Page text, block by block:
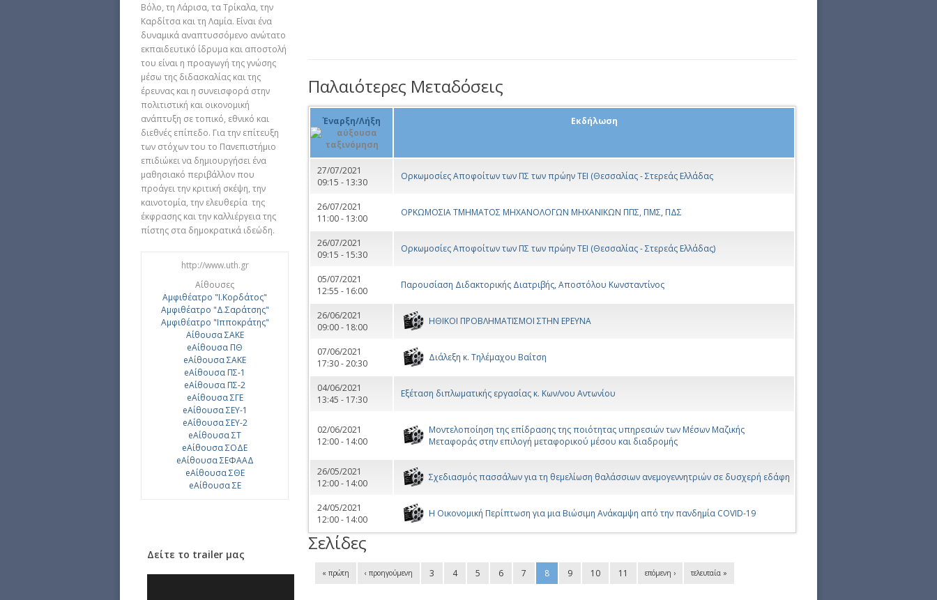
Βόλο, τη Λάρισα, τα Τρίκαλα, την
Καρδίτσα και τη Λαμία. Είναι ένα
δυναμικά αναπτυσσόμενο ανώτατο
εκπαιδευτικό ίδρυμα και αποστολή
του είναι η προαγωγή της γνώσης
μέσω της διδασκαλίας και της
έρευνας και η συνεισφορά στην
πολιτιστική και οικονομική
ανάπτυξη σε τοπικό, εθνικό και
διεθνές επίπεδο. Για την επίτευξη
των στόχων του το Πανεπιστήμιο
επιδιώκει να δημιουργήσει ένα
μαθησιακό περιβάλλον που
προάγει την κριτική σκέψη, την
καινοτομία, την ελευθερία της
έκφρασης και την καλλιέργεια της
πίστης στα δημοκρατικά ιδεώδη.
http://www.uth.gr
Αίθουσες
Αμφιθέατρο "Ι.Κορδάτος"
Αμφιθέατρο "Δ.Σαράτσης"
Αμφιθέατρο "Ιπποκράτης"
Αίθουσα ΣΑΚΕ
eΑίθουσα ΠΘ
eΑίθουσα ΣΑΚΕ
eΑίθουσα ΠΣ-1
eΑίθουσα ΠΣ-2
eΑίθουσα ΣΓΕ
eΑίθουσα ΣΕΥ-1
eΑίθουσα ΣΕΥ-2
eΑίθουσα ΣΤ
eΑίθουσα ΣΟΔΕ
eΑίθουσα ΣΕΦΑΑΔ
eΑίθουσα ΣΘΕ
eΑίθουσα ΣΕ
Δείτε το trailer μας
Παλαιότερες Μεταδόσεις
Έναρξη/Λήξη Εκδήλωση
27/07/2021
09:15 - 13:30
Ορκωμοσίες Αποφοίτων των ΠΣ των πρώην ΤΕΙ (Θεσσαλίας - Στερεάς Ελλάδας
26/07/2021
11:00 - 13:00
ΟΡΚΩΜΟΣΙΑ ΤΜΗΜΑΤΟΣ ΜΗΧΑΝΟΛΟΓΩΝ ΜΗΧΑΝΙΚΩΝ ΠΠΣ, ΠΜΣ, ΠΔΣ
26/07/2021
09:15 - 15:30
Ορκωμοσίες Αποφοίτων των ΠΣ των πρώην ΤΕΙ (Θεσσαλίας - Στερεάς Ελλάδας)
05/07/2021
12:55 - 16:00
Παρουσίαση Διδακτορικής Διατριβής, Αποστόλου Κωνσταντίνος
26/06/2021
09:00 - 18:00
ΗΘΙΚΟΙ ΠΡΟΒΛΗΜΑΤΙΣΜΟΙ ΣΤΗΝ ΕΡΕΥΝΑ
07/06/2021
17:30 - 20:30
Διάλεξη κ. Τηλέμαχου Βαΐτση
04/06/2021
13:45 - 17:30
Εξέταση διπλωματικής εργασίας κ. Κων/νου Αντωνίου
02/06/2021
12:00 - 14:00
Μοντελοποίηση της επίδρασης της ποιότητας υπηρεσιών των Μέσων Μαζικής
Μεταφοράς στην επιλογή μεταφορικού μέσου και διαδρομής
26/05/2021
12:00 - 14:00
Σχεδιασμός πασσάλων για τη θεμελίωση θαλάσσιων ανεμογεννητριών σε δυσχερή εδάφη
24/05/2021
12:00 - 14:00
Η Οικονομική Περίπτωση για μια Βιώσιμη Ανάκαμψη από την πανδημία COVID-19
Σελίδες
« πρώτη ‹ προηγούμενη 3 4 5 6 7 8 9 10 11 επόμενη › τελευταία »